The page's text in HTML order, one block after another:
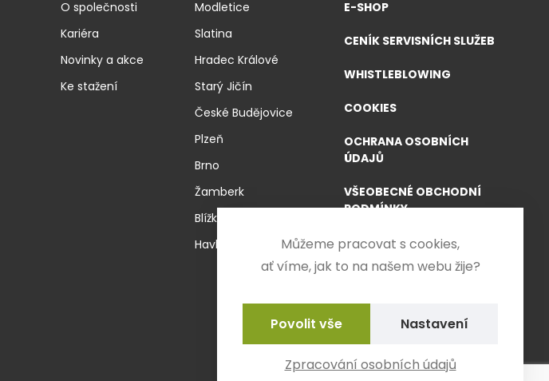
Můžeme pracovat s cookies,
ať víme, jak to na našem webu žije?
Nastavení
Zpracování osobních údajů
O společnosti
Kariéra
Novinky a akce
Ke stažení
Modletice
Slatina
Hradec Králové
Starý Jičín
České Budějovice
Plzeň
Brno
Žamberk
Blížkovice
Havlíčkův Brod
E-SHOP
CENÍK SERVISNÍCH SLUŽEB
WHISTLEBLOWING
COOKIES
OCHRANA OSOBNÍCH
ÚDAJŮ
VŠEOBECNÉ OBCHODNÍ
PODMÍNKY
VŠEOBECNÉ OBCHODNÍ
PODMÍNKY PRO E-SHOP